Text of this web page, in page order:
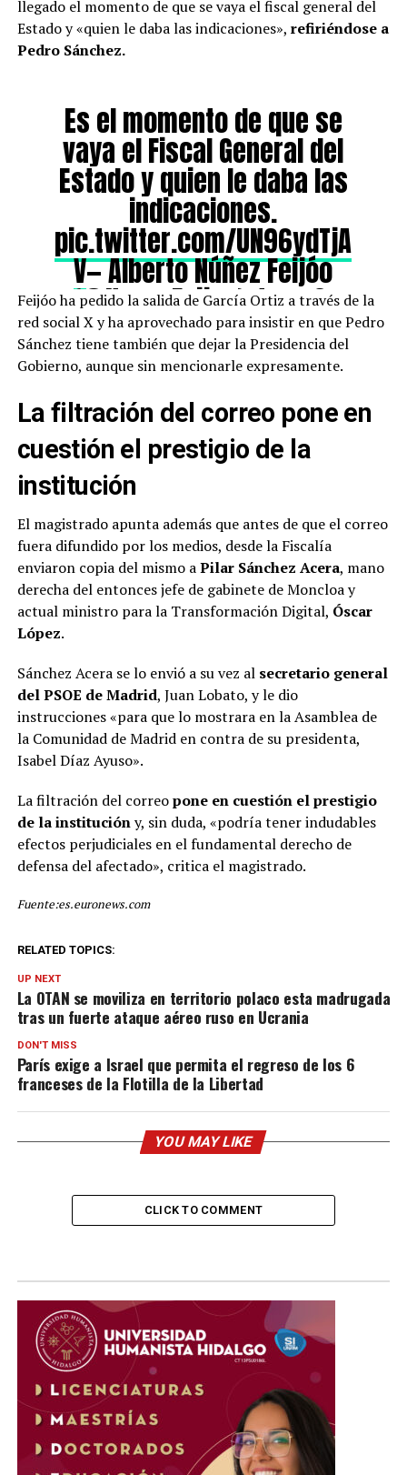
llegado el momento de que se vaya el fiscal general del
Estado y «quien le daba las indicaciones», refiriéndose a
Pedro Sánchez.
Es el momento de que se
vaya el Fiscal General del
Estado y quien le daba las
indicaciones.
pic.twitter.com/UN96ydTjA
V— Alberto Núñez Feijóo
(@NunezFeijoo)June 9,
2025
Feijóo ha pedido la salida de García Ortiz a través de la
red social X y ha aprovechado para insistir en que Pedro
Sánchez tiene también que dejar la Presidencia del
Gobierno, aunque sin mencionarle expresamente.
La filtración del correo pone en
cuestión el prestigio de la
institución
El magistrado apunta además que antes de que el correo
fuera difundido por los medios, desde la Fiscalía
enviaron copia del mismo aPilar Sánchez Acera, mano
derecha del entonces jefe de gabinete de Moncloa y
actual ministro para la Transformación Digital, Óscar
López.
Sánchez Acera se lo envió a su vez al secretario general
del PSOE de Madrid, Juan Lobato, y le dio
instrucciones «para que lo mostrara en la Asamblea de
la Comunidad de Madrid en contra de su presidenta,
Isabel Díaz Ayuso».
La filtración del correopone en cuestión el prestigio
de la institucióny, sin duda, «podría tener indudables
efectos perjudiciales en el fundamental derecho de
defensa del afectado», critica el magistrado.
Fuente:es.euronews.com
RELATED TOPICS:
UP NEXT
La OTAN se moviliza en territorio polaco esta madrugada
tras un fuerte ataque aéreo ruso en Ucrania
DON'T MISS
París exige a Israel que permita el regreso de los 6
franceses de la Flotilla de la Libertad
YOU MAY LIKE
CLICK TO COMMENT